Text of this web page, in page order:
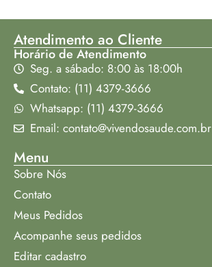
Atendimento ao Cliente
Horário de Atendimento
Seg. a sábado: 8:00 às 18:00h
Contato: (11) 4379-3666
Whatsapp: (11) 4379-3666
Email: contato@vivendosaude.com.br
Menu
Sobre Nós
Contato
Meus Pedidos
Acompanhe seus pedidos
Editar cadastro